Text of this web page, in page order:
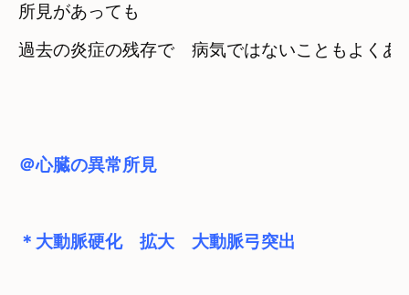
所見があっても
過去の炎症の残存で　病気ではないこともよくあ
＠心臓の異常所見
＊大動脈硬化　拡大　大動脈弓突出